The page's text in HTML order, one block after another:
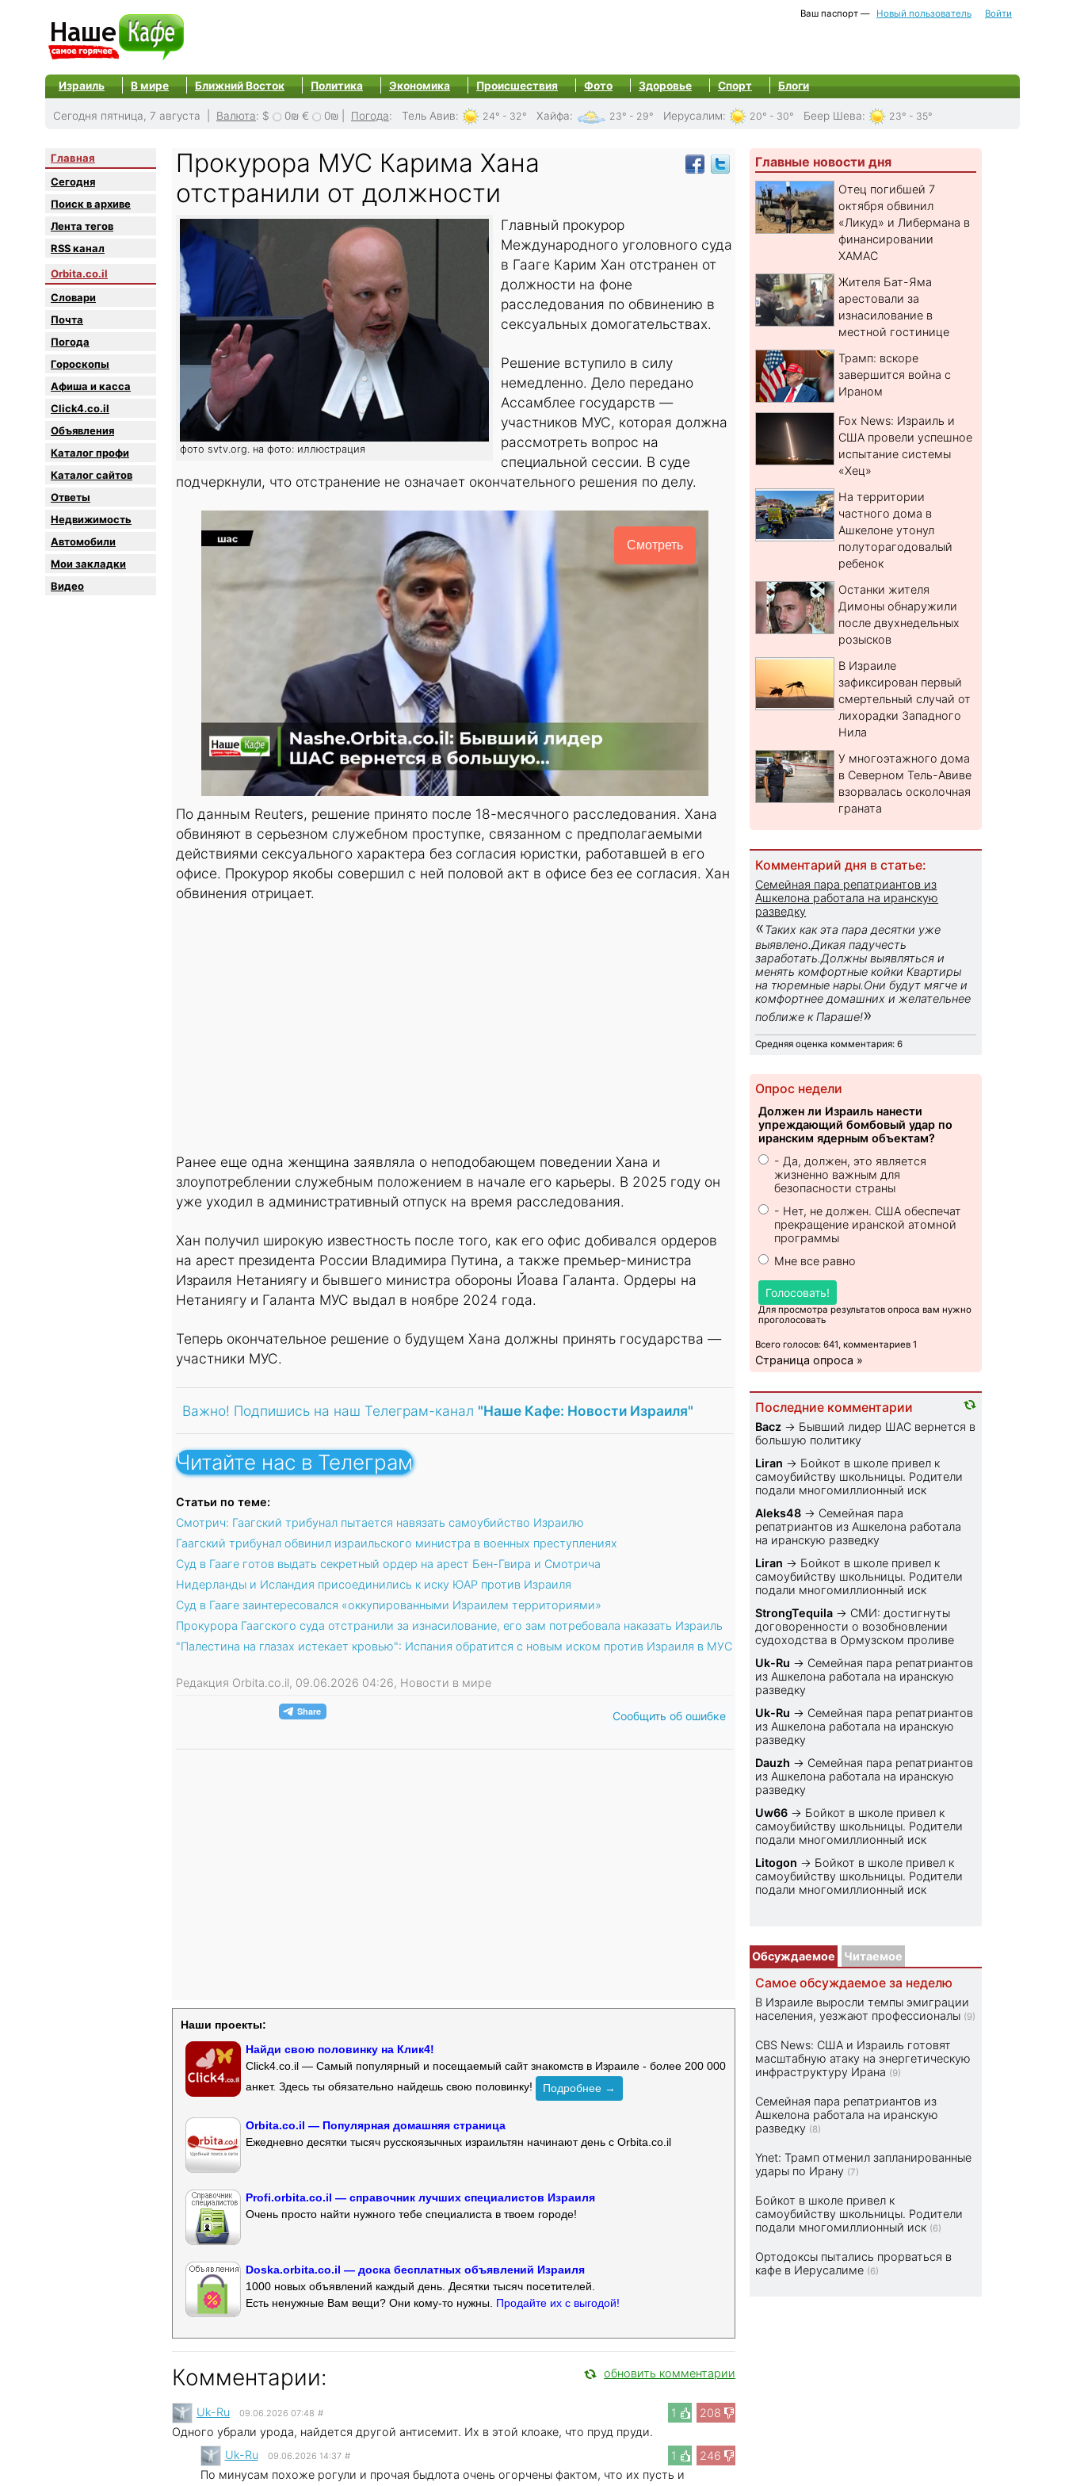
Ваш паспорт — Новый пользователь Войти
Израиль В мире Ближний Восток Политика Экономика Происшествия Фото Здоровье Спорт Блоги
Сегодня пятница, 7 августа | Валюта: $ 0₪ € 0₪ Погода: Тель Авив: 24° - 32° Хайфа: 23° - 29° Иерусалим: 20° - 30° Беер Шева: 23° - 35°
Главная
Сегодня
Поиск в архиве
Лента тегов
RSS канал
Orbita.co.il
Словари
Почта
Погода
Гороскопы
Афиша и касса
Click4.co.il
Объявления
Каталог профи
Каталог сайтов
Oтветы
Недвижимость
Автомобили
Мои закладки
Видео
Прокурора МУС Карима Хана
отстранили от должности
фото svtv.org. на фото: иллюстрация
Главный прокурор
Международного уголовного суда
в Гааге Карим Хан отстранен от
должности на фоне
расследования по обвинению в
сексуальных домогательствах.
Решение вступило в силу
немедленно. Дело передано
Ассамблее государств —
участников МУС, которая должна
рассмотреть вопрос на
специальной сессии. В суде
подчеркнули, что отстранение не означает окончательного решения по делу.
Смотреть
По данным Reuters, решение принято после 18-месячного расследования. Хана
обвиняют в серьезном служебном проступке, связанном с предполагаемыми
действиями сексуального характера без согласия юристки, работавшей в его
офисе. Прокурор якобы совершил с ней половой акт в офисе без ее согласия. Хан
обвинения отрицает.
Ранее еще одна женщина заявляла о неподобающем поведении Хана и
злоупотреблении служебным положением в начале его карьеры. В 2025 году он
уже уходил в административный отпуск на время расследования.
Хан получил широкую известность после того, как его офис добивался ордеров
на арест президента России Владимира Путина, а также премьер-министра
Израиля Нетаниягу и бывшего министра обороны Йоава Галанта. Ордеры на
Нетаниягу и Галанта МУС выдал в ноябре 2024 года.
Теперь окончательное решение о будущем Хана должны принять государства —
участники МУС.
Важно! Подпишись на наш Телеграм-канал "Наше Кафе: Новости Израиля"
Читайте нас в Телеграм
Статьи по теме:
Смотрич: Гаагский трибунал пытается навязать самоубийство Израилю
Гаагский трибунал обвинил израильского министра в военных преступлениях
Суд в Гааге готов выдать секретный ордер на арест Бен-Гвира и Смотрича
Нидерланды и Исландия присоединились к иску ЮАР против Израиля
Суд в Гааге заинтересовался «оккупированными Израилем территориями»
Прокурора Гаагского суда отстранили за изнасилование, его зам потребовала наказать Израиль
"Палестина на глазах истекает кровью": Испания обратится с новым иском против Израиля в МУС
Редакция Orbita.co.il, 09.06.2026 04:26, Новости в мире
Сообщить об ошибке
Наши проекты:
Найди свою половинку на Клик4!
Click4.co.il — Самый популярный и посещаемый сайт знакомств в Израиле - более 200 000
анкет. Здесь ты обязательно найдешь свою половинку!
Подробнее →
Orbita.co.il — Популярная домашняя страница
Ежедневно десятки тысяч русскоязычных израильтян начинают день с Orbita.co.il
Profi.orbita.co.il — справочник лучших специалистов Израиля
Очень просто найти нужного тебе специалиста в твоем городе!
Doska.orbita.co.il — доска бесплатных объявлений Израиля
1000 новых объявлений каждый день. Десятки тысяч посетителей.
Есть ненужные Вам вещи? Они кому-то нужны. Продайте их с выгодой!
Комментарии: обновить комментарии
1 208
Uk-Ru 09.06.2026 07:48 #
Одного убрали урода, найдется другой антисемит. Их в этой клоаке, что пруд пруди.
1
246
Uk-Ru 09.06.2026 14:37 #
По минусам похоже рогули и прочая быдлота очень огорчены фактом, что их пусть и
Главные новости дня
Отец погибшей 7
октября обвинил
«Ликуд» и Либермана в
финансировании
ХАМАС
Жителя Бат-Яма
арестовали за
изнасилование в
местной гостинице
Трамп: вскоре
завершится война с
Ираном
Fox News: Израиль и
США провели успешное
испытание системы
«Хец»
На территории
частного дома в
Ашкелоне утонул
полуторагодовалый
ребенок
Останки жителя
Димоны обнаружили
после двухнедельных
розысков
В Израиле
зафиксирован первый
смертельный случай от
лихорадки Западного
Нила
У многоэтажного дома
в Северном Тель-Авиве
взорвалась осколочная
граната
Комментарий дня в статье:
Семейная пара репатриантов из
Ашкелона работала на иранскую
разведку
«Таких как эта пара десятки уже
выявлено.Дикая падучесть
заработать.Должны выявляться и
менять комфортные койки Квартиры
на тюремные нары.Они будут мягче и
комфортнее домашних и желательнее
поближе к Параше!»
Средняя оценка комментария: 6
Опрос недели
Должен ли Израиль нанести
упреждающий бомбовый удар по
иранским ядерным объектам?
- Да, должен, это является
жизненно важным для
безопасности страны
- Нет, не должен. США обеспечат
прекращение иранской атомной
программы
Мне все равно
Голосовать!
Для просмотра результатов опроса вам нужно
проголосовать
Всего голосов: 641, комментариев 1
Страница опроса »
Последние комментарии
Bacz → Бывший лидер ШАС вернется в
большую политику
Liran → Бойкот в школе привел к
самоубийству школьницы. Родители
подали многомиллионный иск
Aleks48 → Семейная пара
репатриантов из Ашкелона работала
на иранскую разведку
Liran → Бойкот в школе привел к
самоубийству школьницы. Родители
подали многомиллионный иск
StrongTequila → СМИ: достигнуты
договоренности о возобновлении
судоходства в Ормузском проливе
Uk-Ru → Семейная пара репатриантов
из Ашкелона работала на иранскую
разведку
Uk-Ru → Семейная пара репатриантов
из Ашкелона работала на иранскую
разведку
Dauzh → Семейная пара репатриантов
из Ашкелона работала на иранскую
разведку
Uw66 → Бойкот в школе привел к
самоубийству школьницы. Родители
подали многомиллионный иск
Litogon → Бойкот в школе привел к
самоубийству школьницы. Родители
подали многомиллионный иск
Обсуждаемое Читаемое
Самое обсуждаемое за неделю
В Израиле выросли темпы эмиграции
населения, уезжают профессионалы (9)
CBS News: США и Израиль готовят
масштабную атаку на энергетическую
инфраструктуру Ирана (9)
Семейная пара репатриантов из
Ашкелона работала на иранскую
разведку (8)
Ynet: Трамп отменил запланированные
удары по Ирану (7)
Бойкот в школе привел к
самоубийству школьницы. Родители
подали многомиллионный иск (6)
Ортодоксы пытались прорваться в
кафе в Иерусалиме (6)